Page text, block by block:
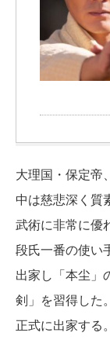
大理国・保定帝
中は慈悲深く質
武術に非常に優
段氏一番の使い
出家し「本尘」
剣」を習得した
正式に出家する。